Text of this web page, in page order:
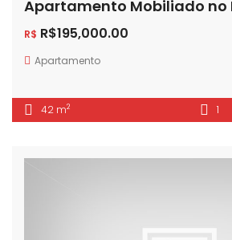
Apartamento Mobiliado no
R$ R$195,000.00
Apartamento
42 m2 1